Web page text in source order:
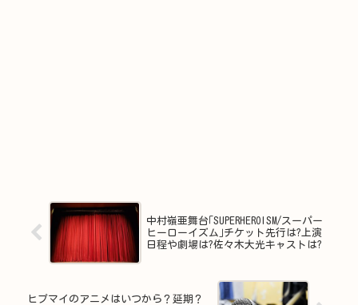
中村嶺亜舞台｢SUPERHEROISM/スーパー
ヒーローイズム｣チケット先行は?上演
日程や劇場は?佐々木大光キャストは?
ヒプマイのアニメはいつから？延期？